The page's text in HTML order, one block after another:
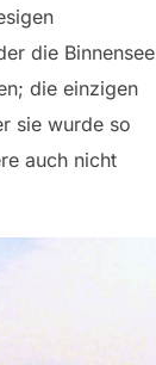
die Binnensee
die einzigen
sie wurde so
auch nicht